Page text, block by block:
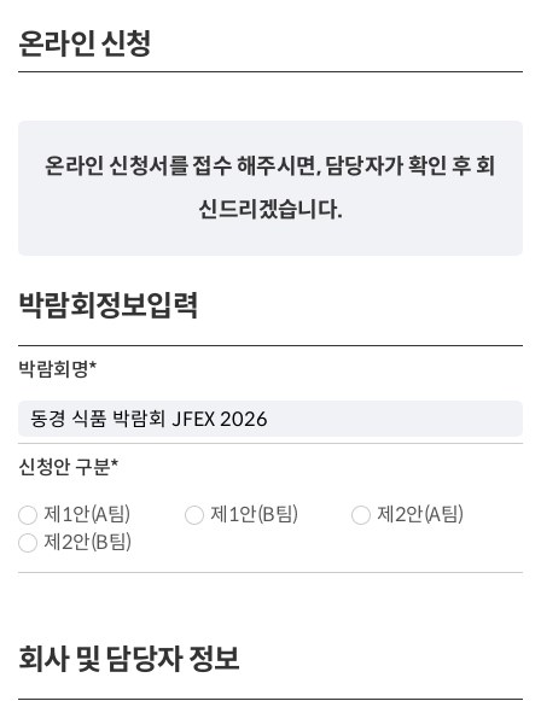
온라인 신청
온라인 신청서를 접수 해주시면, 담당자가 확인 후 회
신드리겠습니다.
박람회정보입력
박람회명*
신청안 구분*
제1안(A팀)
제1안(B팀)
제2안(A팀)
제2안(B팀)
회사 및 담당자 정보